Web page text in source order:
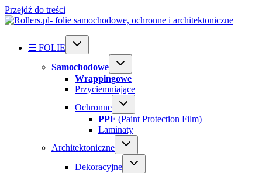
Przejdź do treści
☰ FOLIE
Samochodowe
Wrappingowe
Przyciemniające
Ochronne
PPF (Paint Protection Film)
Laminaty
Architektoniczne
Dekoracyjne